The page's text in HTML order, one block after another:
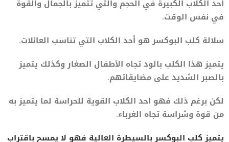
أحد الكلاب الكبيرة في الحجم والتي تتميز بالجمال والقوة
في نفس الوقت.
سلالة كلب البوكسر هو أحد الكلاب التي تناسب العائلات.
يتميز هذا الكلب بالود تجاه الأطفال الصغار وكذلك يتميز
بالصبر الشديد على مضايقاتهم.
لكن برغم ذلك فهو احد الكلاب القوية للحراسة لما يتميز به
من قوة وشراسة تجاه الغرباء.
يتميز كلب البوكسر بالسيطرة العالية فهو لا يمسح باقتراب